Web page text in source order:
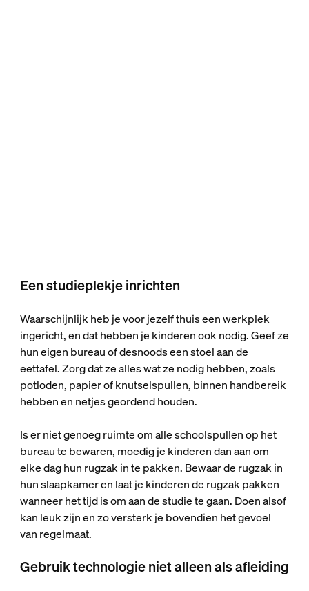
Een studieplekje inrichten
Waarschijnlijk heb je voor jezelf thuis een werkplek
ingericht, en dat hebben je kinderen ook nodig. Geef ze
hun eigen bureau of desnoods een stoel aan de
eettafel. Zorg dat ze alles wat ze nodig hebben, zoals
potloden, papier of knutselspullen, binnen handbereik
hebben en netjes geordend houden.
Is er niet genoeg ruimte om alle schoolspullen op het
bureau te bewaren, moedig je kinderen dan aan om
elke dag hun rugzak in te pakken. Bewaar de rugzak in
hun slaapkamer en laat je kinderen de rugzak pakken
wanneer het tijd is om aan de studie te gaan. Doen alsof
kan leuk zijn en zo versterk je bovendien het gevoel
van regelmaat.
Gebruik technologie niet alleen als afleiding